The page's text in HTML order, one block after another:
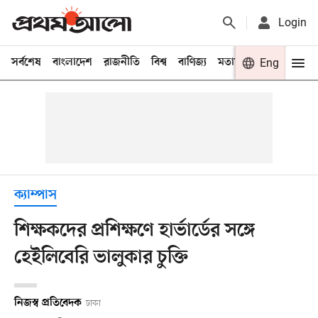
Login
সর্বশেষ বাংলাদেশ রাজনীতি বিশ্ব বাণিজ্য মতামত খেলা
Eng
ক্যাম্পাস
শিক্ষকদের প্রশিক্ষণে হার্ভার্ডের সঙ্গে
হেইলিবেরি ভালুকার চুক্তি
নিজস্ব প্রতিবেদক ঢাকা